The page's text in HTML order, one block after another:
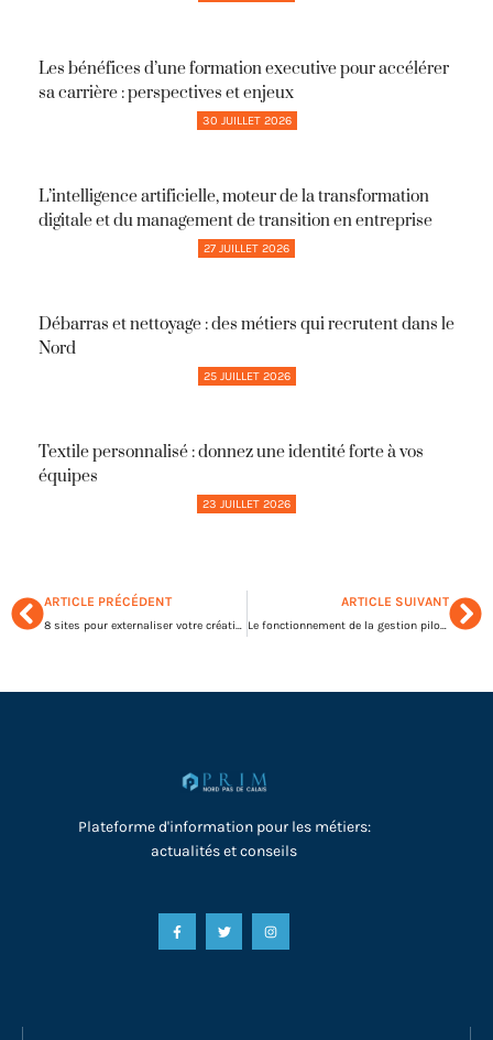
Les bénéfices d’une formation executive pour accélérer
sa carrière : perspectives et enjeux
30 JUILLET 2026
L’intelligence artificielle, moteur de la transformation
digitale et du management de transition en entreprise
27 JUILLET 2026
Débarras et nettoyage : des métiers qui recrutent dans le
Nord
25 JUILLET 2026
Textile personnalisé : donnez une identité forte à vos
équipes
23 JUILLET 2026
ARTICLE PRÉCÉDENT
8 sites pour externaliser votre création de contenu
ARTICLE SUIVANT
Le fonctionnement de la gestion pilotée ou sous mandat
Plateforme d'information pour les métiers:
actualités et conseils